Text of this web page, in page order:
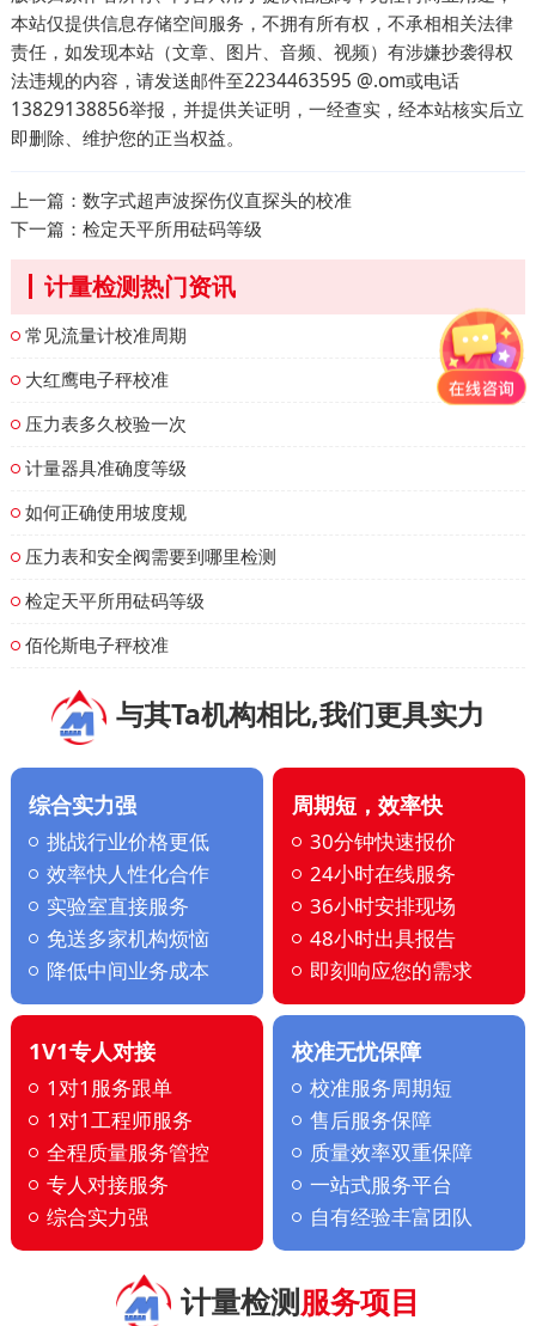
本站仅提供信息存储空间服务，不拥有所有权，不承相相关法律
责任，如发现本站（文章、图片、音频、视频）有涉嫌抄袭得权
法违规的内容，请发送邮件至2234463595 @.om或电话
13829138856举报，并提供关证明，一经查实，经本站核实后立
即删除、维护您的正当权益。
上一篇： 数字式超声波探伤仪直探头的校准
下一篇： 检定天平所用砝码等级
计量检测热门资讯
常见流量计校准周期
大红鹰电子秤校准
压力表多久校验一次
计量器具准确度等级
如何正确使用坡度规
压力表和安全阀需要到哪里检测
检定天平所用砝码等级
佰伦斯电子秤校准
与其Ta机构相比,我们更具实力
综合实力强
挑战行业价格更低
效率快人性化合作
实验室直接服务
免送多家机构烦恼
降低中间业务成本
周期短，效率快
30分钟快速报价
24小时在线服务
36小时安排现场
48小时出具报告
即刻响应您的需求
1V1专人对接
1对1服务跟单
1对1工程师服务
全程质量服务管控
专人对接服务
综合实力强
校准无忧保障
校准服务周期短
售后服务保障
质量效率双重保障
一站式服务平台
自有经验丰富团队
计量检测服务项目